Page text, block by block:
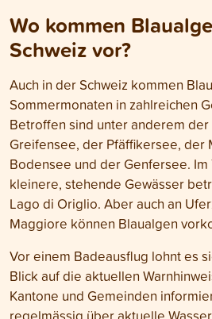
Wo kommen
Schweiz vor?
Auch in der Schweiz kommen
Sommermonaten in zahlreichen
Betroffen sind unter anderem
Greifensee, der Pfäffikersee, der
Bodensee und der Genfersee. Im
kleinere, stehende Gewässer
Lago di Origlio. Aber auch an
Maggiore können Blaualgen
Vor einem Badeausflug lohnt es
Blick auf die aktuellen
Kantone und Gemeinden